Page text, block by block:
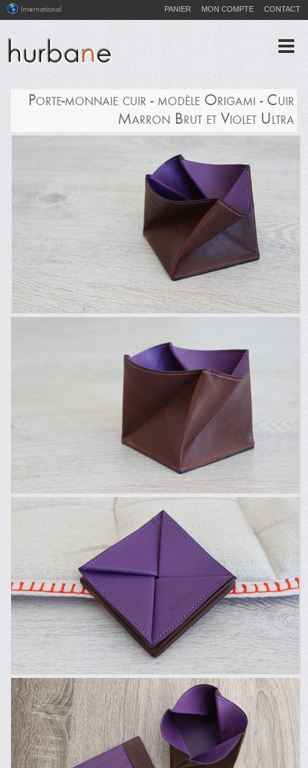
PANIER MON COMPTE CONTACT
International
Porte-monnaie cuir - modèle Origami - Cuir
Marron Brut et Violet Ultra